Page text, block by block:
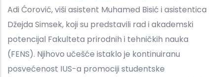
Adi Ćorović, viši asistent Muhamed Bisić i asistentica
Džejda Simsek, koji su predstavili rad i akademski
potencijal Fakulteta prirodnih i tehničkih nauka
(FENS). Njihovo učešće istaklo je kontinuiranu
posvećenost IUS-a promociji studentske